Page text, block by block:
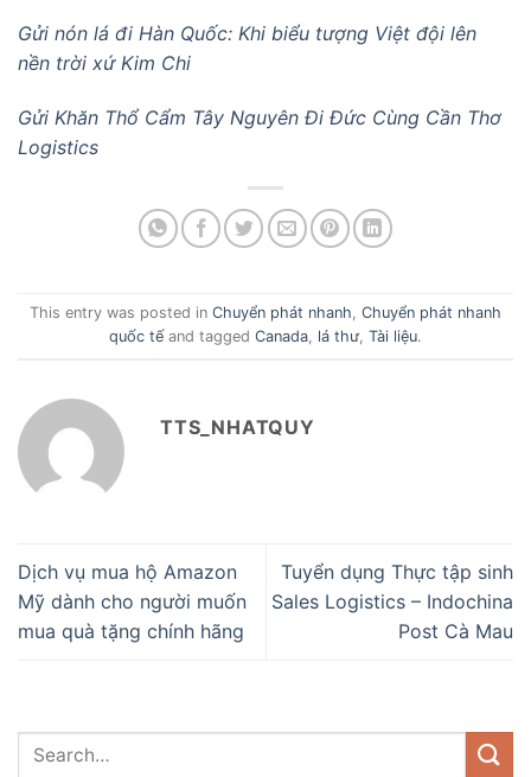
Gửi nón lá đi Hàn Quốc: Khi biểu tượng Việt đội lên
nền trời xứ Kim Chi
Gửi Khăn Thổ Cẩm Tây Nguyên Đi Đức Cùng Cần Thơ
Logistics
This entry was posted in Chuyển phát nhanh Chuyển phát nhanh
quốc tế and tagged Canada lá thư Tài liệu.
TTS_NHATQUY
Dịch vụ mua hộ Amazon
Mỹ dành cho người muốn
mua quà tặng chính hãng
Tuyển dụng Thực tập sinh
Sales Logistics – Indochina
Post Cà Mau